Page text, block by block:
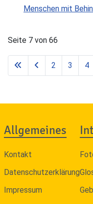
Menschen mit
Seite 7 von 66
2 3 4
Allgemeines
Kontakt
Datenschutzerklärung
Impressum